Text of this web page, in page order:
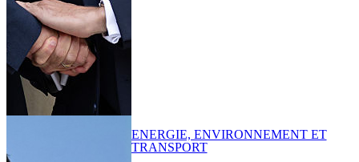
ENERGIE, ENVIRONNEMENT ET
TRANSPORT